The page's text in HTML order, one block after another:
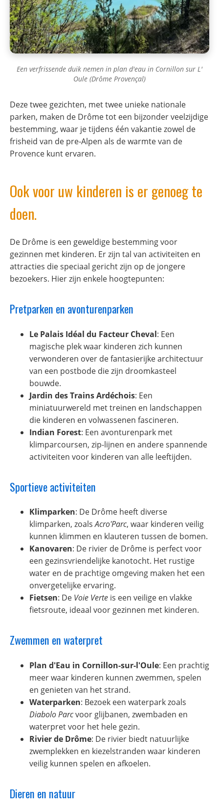
Een verfrissende duik nemen in plan d'eau in Cornillon sur L'
Oule (Drôme Provençal)
Deze twee gezichten, met twee unieke nationale
parken, maken de Drôme tot een bijzonder veelzijdige
bestemming, waar je tijdens één vakantie zowel de
frisheid van de pre-Alpen als de warmte van de
Provence kunt ervaren.
Ook voor uw kinderen is er genoeg te
doen.
De Drôme is een geweldige bestemming voor
gezinnen met kinderen. Er zijn tal van activiteiten en
attracties die speciaal gericht zijn op de jongere
bezoekers. Hier zijn enkele hoogtepunten:
Pretparken en avonturenparken
Le Palais Idéal du Facteur Cheval: Een
magische plek waar kinderen zich kunnen
verwonderen over de fantasierijke architectuur
van een postbode die zijn droomkasteel
bouwde.
Jardin des Trains Ardéchois: Een
miniatuurwereld met treinen en landschappen
die kinderen en volwassenen fascineren.
Indian Forest: Een avonturenpark met
klimparcoursen, zip-lijnen en andere spannende
activiteiten voor kinderen van alle leeftijden.
Sportieve activiteiten
Klimparken: De Drôme heeft diverse
klimparken, zoalsAcro'Parc, waar kinderen veilig
kunnen klimmen en klauteren tussen de bomen.
Kanovaren: De rivier de Drôme is perfect voor
een gezinsvriendelijke kanotocht. Het rustige
water en de prachtige omgeving maken het een
onvergetelijke ervaring.
Fietsen: De Voie Verte is een veilige en vlakke
fietsroute, ideaal voor gezinnen met kinderen.
Zwemmen en waterpret
Plan d'Eau in Cornillon-sur-l'Oule: Een prachtig
meer waar kinderen kunnen zwemmen, spelen
en genieten van het strand.
Waterparken: Bezoek een waterpark zoals
Diabolo Parcvoor glijbanen, zwembaden en
waterpret voor het hele gezin.
Rivier de Drôme: De rivier biedt natuurlijke
zwemplekken en kiezelstranden waar kinderen
veilig kunnen spelen en afkoelen.
Dieren en natuur